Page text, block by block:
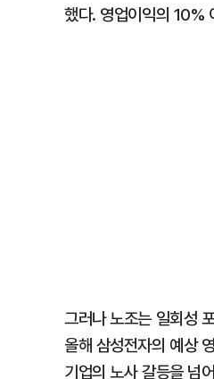
했다. 영업이익의 10%
그러나 노조는 일회성
올해 삼성전자의 예상
기업의 노사 갈등을 넘